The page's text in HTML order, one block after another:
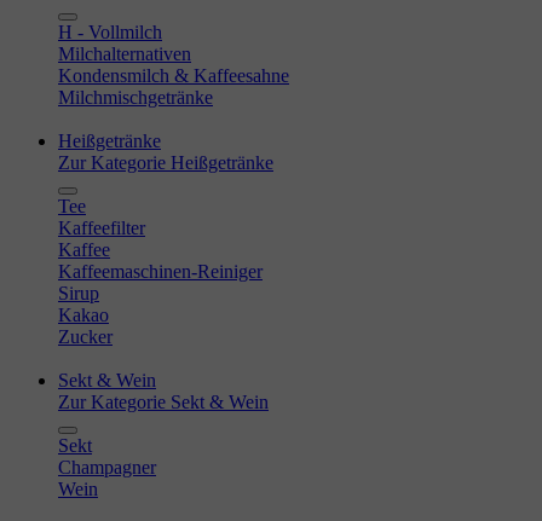
H - Vollmilch
Milchalternativen
Kondensmilch & Kaffeesahne
Milchmischgetränke
Heißgetränke
Zur Kategorie Heißgetränke
Tee
Kaffeefilter
Kaffee
Kaffeemaschinen-Reiniger
Sirup
Kakao
Zucker
Sekt & Wein
Zur Kategorie Sekt & Wein
Sekt
Champagner
Wein